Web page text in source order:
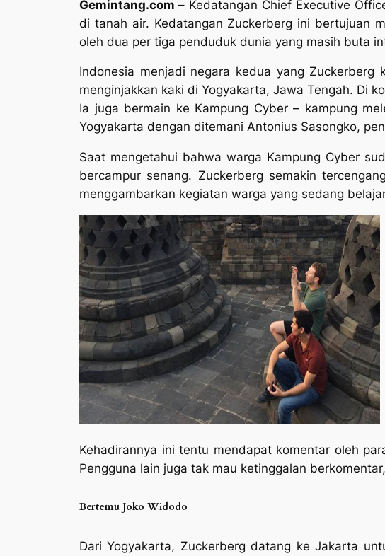
Gemintang.com – Kedatangan Chief Executive
di tanah air. Kedatangan Zuckerberg ini bertujuan
oleh dua per tiga penduduk dunia yang masih buta
Indonesia menjadi negara kedua yang
menginjakkan kaki di Yogyakarta, Jawa Tengah. Di
Ia juga bermain ke Kampung Cyber – kampung
Yogyakarta dengan ditemani Antonius Sasongko,
Saat mengetahui bahwa warga Kampung Cyber
bercampur senang. Zuckerberg semakin
menggambarkan kegiatan warga yang sedang
Kehadirannya ini tentu mendapat komentar oleh
Pengguna lain juga tak mau ketinggalan
Bertemu Joko Widodo
Dari Yogyakarta, Zuckerberg datang ke Jakarta